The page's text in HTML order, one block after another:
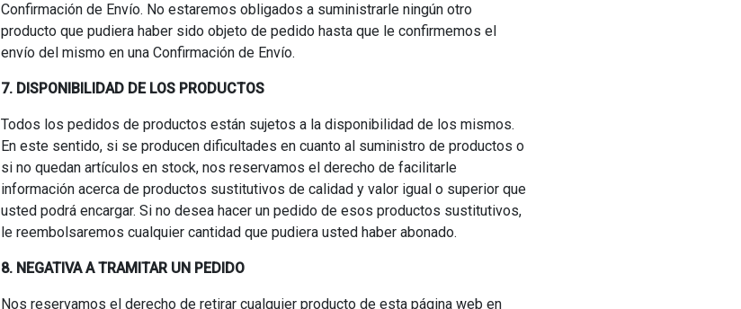
Confirmación de Envío. No estaremos obligados a suministrarle ningún otro
producto que pudiera haber sido objeto de pedido hasta que le confirmemos el
envío del mismo en una Confirmación de Envío.
7. DISPONIBILIDAD DE LOS PRODUCTOS
Todos los pedidos de productos están sujetos a la disponibilidad de los mismos.
En este sentido, si se producen dificultades en cuanto al suministro de productos o
si no quedan artículos en stock, nos reservamos el derecho de facilitarle
información acerca de productos sustitutivos de calidad y valor igual o superior que
usted podrá encargar. Si no desea hacer un pedido de esos productos sustitutivos,
le reembolsaremos cualquier cantidad que pudiera usted haber abonado.
8. NEGATIVA A TRAMITAR UN PEDIDO
Nos reservamos el derecho de retirar cualquier producto de esta página web en